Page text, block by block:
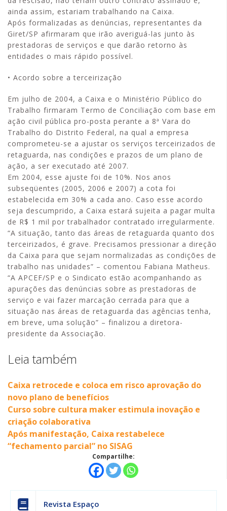
ainda assim, estariam trabalhando na Caixa.
Após formalizadas as denúncias, representantes da
Giret/SP afirmaram que irão averiguá-las junto às
prestadoras de serviços e que darão retorno às
entidades o mais rápido possível.
• Acordo sobre a terceirização
Em julho de 2004, a Caixa e o Ministério Público do
Trabalho firmaram Termo de Conciliação com base em
ação civil pública pro-posta perante a 8ª Vara do
Trabalho do Distrito Federal, na qual a empresa
comprometeu-se a ajustar os serviços terceirizados de
retaguarda, nas condições e prazos de um plano de
ação, a ser executado até 2007.
Em 2004, esse ajuste foi de 10%. Nos anos
subseqüentes (2005, 2006 e 2007) a cota foi
estabelecida em 30% a cada ano. Caso esse acordo
seja descumprido, a Caixa estará sujeita a pagar multa
de R$ 1 mil por trabalhador contratado irregularmente.
“A situação, tanto das áreas de retaguarda quanto dos
terceirizados, é grave. Precisamos pressionar a direção
da Caixa para que sejam normalizadas as condições de
trabalho nas unidades” – comentou Fabiana Matheus.
“A APCEF/SP e o Sindicato estão acompanhando as
apurações das denúncias sobre as prestadoras de
serviço e vai fazer marcação cerrada para que a
situação nas áreas de retaguarda das agências tenha,
em breve, uma solução” – finalizou a diretora-
presidente da Associação.
Leia também
Caixa retrocede e coloca em risco aprovação do
novo plano de benefícios
Curso sobre cultura maker estimula inovação e
criação colaborativa
Após manifestação, Caixa restabelece
“fechamento parcial” no SISAG
Compartilhe:
Revista Espaço